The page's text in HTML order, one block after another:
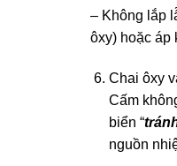
– Không lắp
ôxy) hoặc áp
Chai ôxy
Cấm
biển “
nguồn